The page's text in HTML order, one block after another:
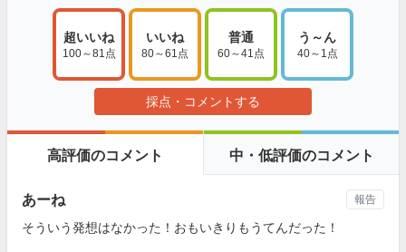
超いいね
100～81点
いいね
80～61点
普通
60～41点
う～ん
40～1点
採点・コメントする
高評価のコメント 中・低評価のコメント
あーね
そういう発想はなかった！おもいきりもうてんだった！
報告